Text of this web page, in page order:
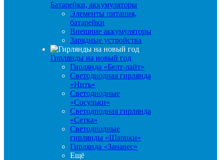
Батарейки, аккумуляторы
Элементы питания,
батарейки
Внешние аккумуляторы
Зарядные устройства
Гирлянды на новый год
Гирлянда «Белт-лайт»
Светодиодная гирлянда
«Нить»
Светодиодные
«Сосульки»
Светодиодная гирлянда
«Сетка»
Светодиодные
гирлянды «Шарики»
Гирлянда «Занавес»
Ещё